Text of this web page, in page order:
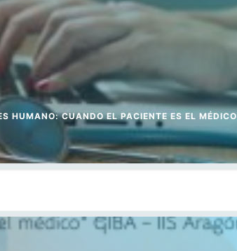
HUMANO: CUANDO EL PACIENTE ES EL MÉDICO